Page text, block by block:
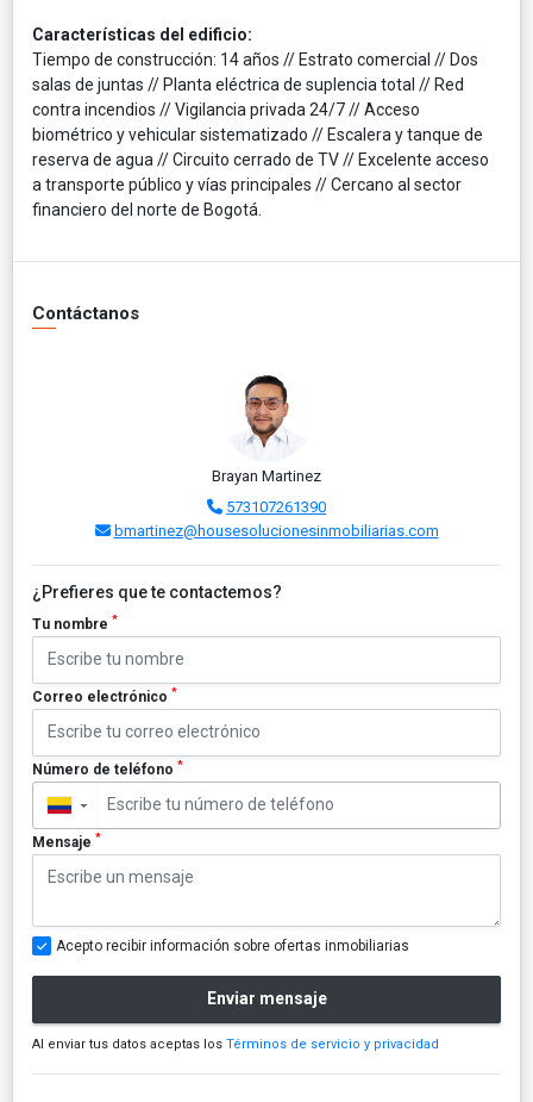
Características del edificio:
Tiempo de construcción: 14 años // Estrato comercial // Dos
salas de juntas // Planta eléctrica de suplencia total // Red
contra incendios // Vigilancia privada 24/7 // Acceso
biométrico y vehicular sistematizado // Escalera y tanque de
reserva de agua // Circuito cerrado de TV // Excelente acceso
a transporte público y vías principales // Cercano al sector
financiero del norte de Bogotá.
Contáctanos
Brayan Martinez
573107261390
bmartinez@housesolucionesinmobiliarias.com
¿Prefieres que te contactemos?
Tu nombre *
Correo electrónico *
Número de teléfono *
▼
Mensaje *
Acepto recibir información sobre ofertas inmobiliarias
Enviar mensaje
Al enviar tus datos aceptas los Términos de servicio y privacidad